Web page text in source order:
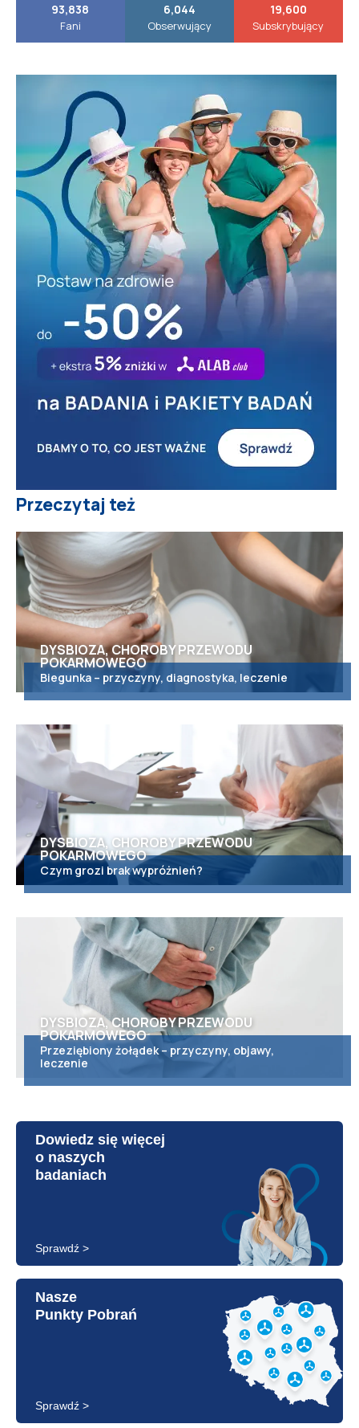
93,838
Fani
6,044
Obserwujący
19,600
Subskrybujący
Przeczytaj też
DYSBIOZA, CHOROBY PRZEWODU
POKARMOWEGO
Biegunka – przyczyny, diagnostyka, leczenie
DYSBIOZA, CHOROBY PRZEWODU
POKARMOWEGO
Czym grozi brak wypróżnień?
DYSBIOZA, CHOROBY PRZEWODU
POKARMOWEGO
Przeziębiony żołądek – przyczyny, objawy,
leczenie
Dowiedz się więcej
o naszych
badaniach
Sprawdź >
Nasze
Punkty Pobrań
Sprawdź >